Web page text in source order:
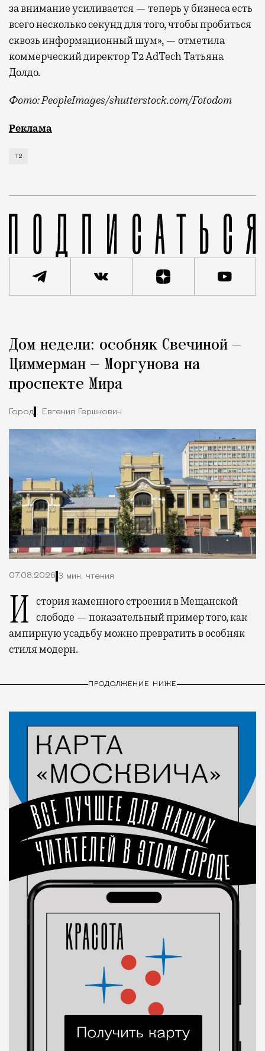
за внимание усиливается — теперь у бизнеса есть
всего несколько секунд для того, чтобы пробиться
сквозь информационный шум», — отметила
коммерческий директор Т2 AdTech Татьяна
Долдо.
Фото: PeopleImages/shutterstock.com/Fotodom
Мобильный оператор Т2 изучил модели интернет-
Реклама
Т2
Город
Дом недели: особняк Свечиной —
Циммерман — Моргунова на
проспекте Мира
Город Евгения Гершкович
07.08.2026 3 мин. чтения
История каменного строения в Мещанской слободе — показательный пример того, как
ампирную усадьбу можно превратить в особняк
стиля модерн.
ПРОДОЛЖЕНИЕ НИЖЕ